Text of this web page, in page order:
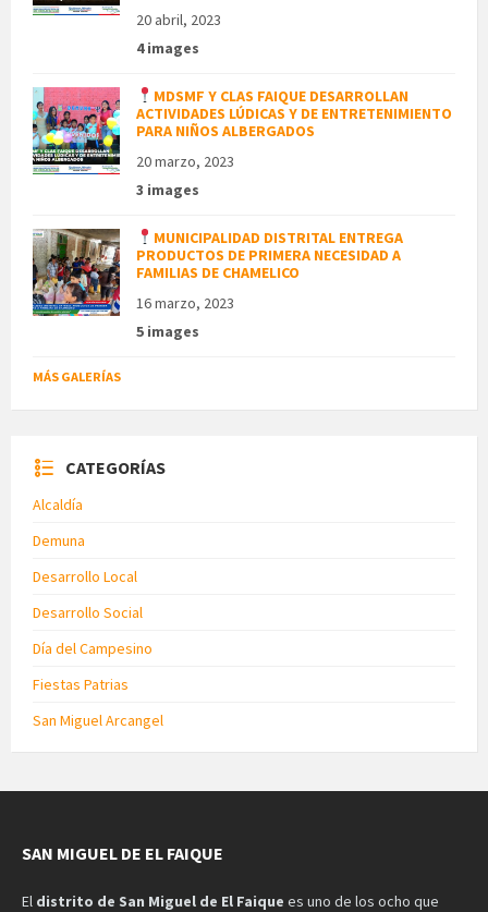
20 abril, 2023
4 images
MDSMF Y CLAS FAIQUE DESARROLLAN
ACTIVIDADES LÚDICAS Y DE ENTRETENIMIENTO
PARA NIÑOS ALBERGADOS
20 marzo, 2023
3 images
MUNICIPALIDAD DISTRITAL ENTREGA
PRODUCTOS DE PRIMERA NECESIDAD A
FAMILIAS DE CHAMELICO
16 marzo, 2023
5 images
MÁS GALERÍAS
CATEGORÍAS
Alcaldía
Demuna
Desarrollo Local
Desarrollo Social
Día del Campesino
Fiestas Patrias
San Miguel Arcangel
SAN MIGUEL DE EL FAIQUE
El distrito de San Miguel de El Faique es uno de los ocho que